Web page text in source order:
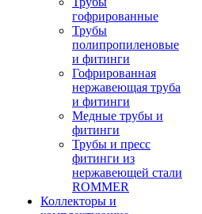
гофрированные
Трубы
полипропиленовые
и фитинги
Гофрированная
нержавеющая труба
и фитинги
Медные трубы и
фитинги
Трубы и пресс
фитинги из
нержавеющей стали
ROMMER
Коллекторы и